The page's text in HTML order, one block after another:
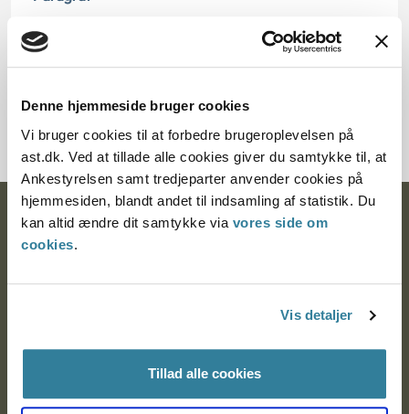
Denne hjemmeside bruger cookies
Vi bruger cookies til at forbedre brugeroplevelsen på
ast.dk. Ved at tillade alle cookies giver du samtykke til, at
Ankestyrelsen samt tredjeparter anvender cookies på
hjemmesiden, blandt andet til indsamling af statistik. Du
kan altid ændre dit samtykke via vores side om
cookies.
Vis detaljer
Tillad alle cookies
§ 14 § 15
600487-96
Ankestyrelsen